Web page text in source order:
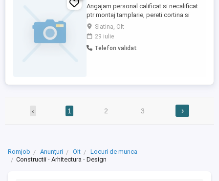
Angajam personal calificat si necalificat
ptr montaj tamplarie, pereti cortina si
fatade ventilate. Lucrarile sunt in
Bucuresti. Ptr cei din provincie se ofera
cazare mancare si transport.
Slatina, Olt
29 iulie
Telefon validat
‹ 1 2 3 ›
Romjob Anunțuri Olt
Locuri de munca
Constructii - Arhitectura - Design